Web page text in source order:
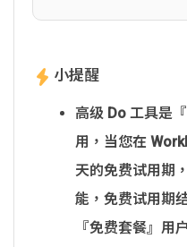
小提醒
高级 Do 工具是『
用，当您在
天的免费试用期
能，免费试用期
『免费套餐』用